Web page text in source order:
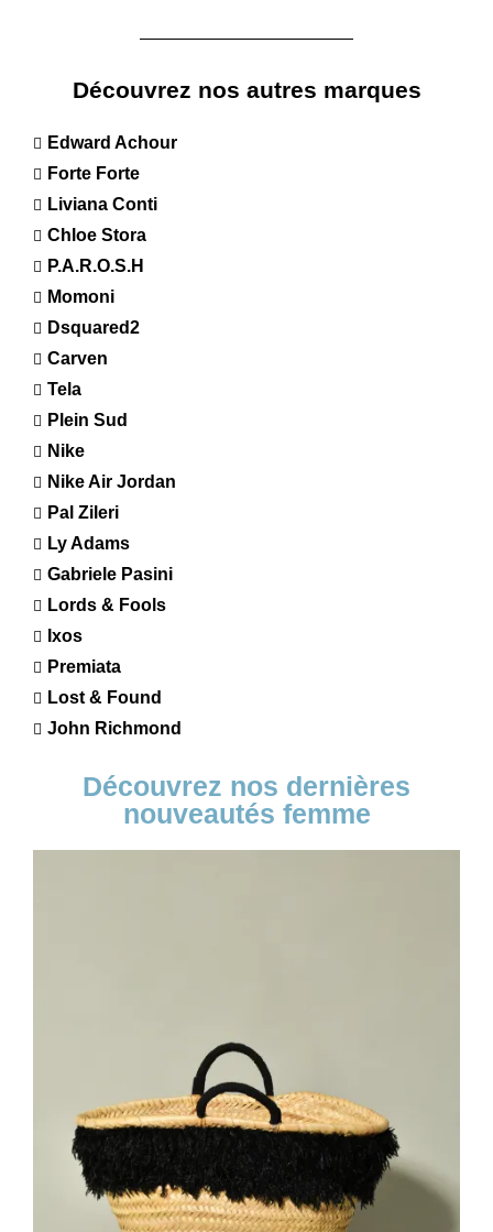
Découvrez nos autres marques
Edward Achour
Forte Forte
Liviana Conti
Chloe Stora
P.A.R.O.S.H
Momoni
Dsquared2
Carven
Tela
Plein Sud
Nike
Nike Air Jordan
Pal Zileri
Ly Adams
Gabriele Pasini
Lords & Fools
Ixos
Premiata
Lost & Found
John Richmond
Découvrez nos dernières
nouveautés femme